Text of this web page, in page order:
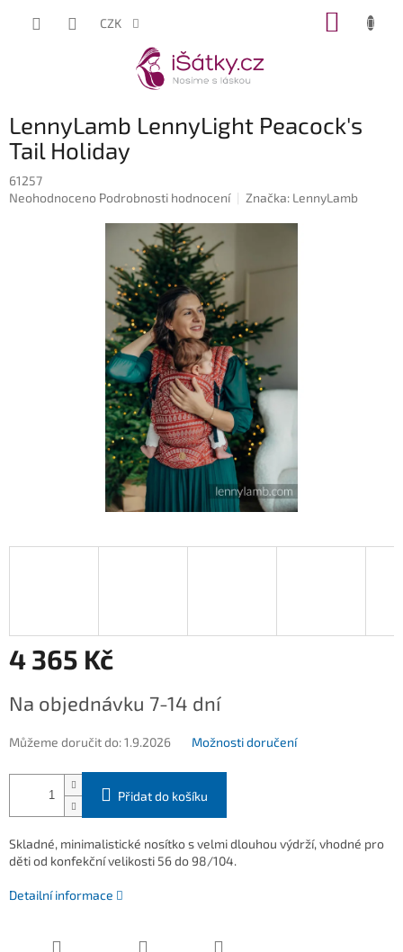
CZK
LennyLamb LennyLight Peacock's
Tail Holiday
61257
Průměrné
Neohodnoceno Podrobnosti hodnocení Značka: LennyLamb
4 365 Kč
cena:
Na objednávku 7-14 dní
Můžeme doručit do:1.9.2026 Možnosti doručení
Přidat do košíku
Skladné, minimalistické nosítko s velmi dlouhou výdrží, vhodné pro
děti od konfekční velikosti 56 do 98/104.
Detailní informace